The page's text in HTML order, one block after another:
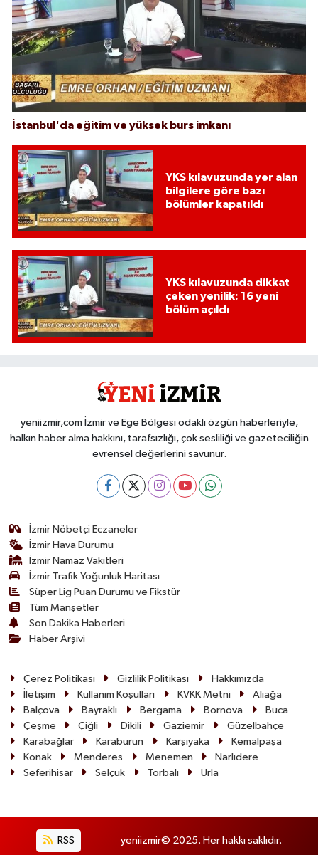
İstanbul'da eğitim ve yüksek burs imkanı
YKS kılavuzunda yer alan
bilgilere göre bazı
bölümler kapatıldı
YKS kılavuzunda dikkat
çeken yenilik: 16 yeni
bölüm açıldı
yeniizmir,com İzmir ve Ege Bölgesi odaklı özgün haberleriyle,
halkın haber alma hakkını, tarafsızlığı, çok sesliliği ve gazeteciliğin
evrensel değerlerini savunur.
İzmir Nöbetçi Eczaneler
İzmir Hava Durumu
İzmir Namaz Vakitleri
İzmir Trafik Yoğunluk Haritası
Süper Lig Puan Durumu ve Fikstür
Tüm Manşetler
Son Dakika Haberleri
Haber Arşivi
Çerez Politikası Gizlilik Politikası
Hakkımızda
İletişim
Kullanım Koşulları KVKK Metni
Aliağa
Balçova
Bayraklı Bergama Bornova
Buca
Çeşme
Çiğli Dikili Gaziemir
Güzelbahçe
Karabağlar
Karaburun Karşıyaka
Kemalpaşa
Konak
Menderes Menemen
Narlıdere
Seferihisar
Selçuk Torbalı Urla
RSS yeniizmir© 2025. Her hakkı saklıdır.